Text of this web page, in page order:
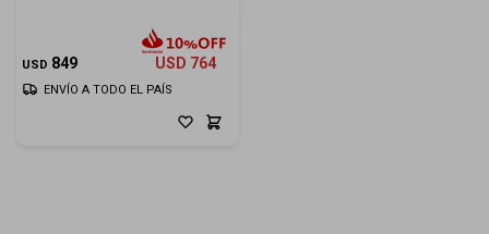
USD 849 USD 764
ENVÍO A TODO EL PAÍS